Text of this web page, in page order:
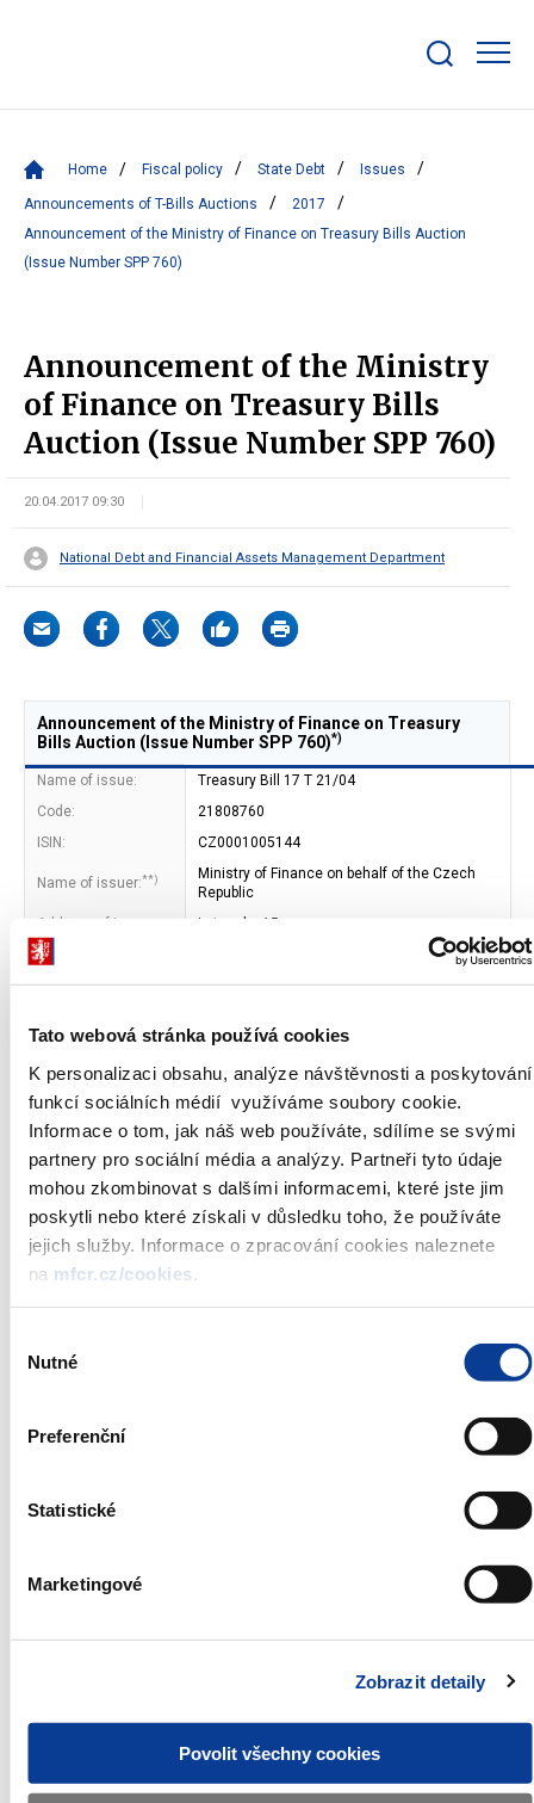
Tato webová stránka používá cookies
K personalizaci obsahu, analýze návštěvnosti a poskytování
funkcí sociálních médií využíváme soubory cookie.
Informace o tom, jak náš web používáte, sdílíme se svými
partnery pro sociální média a analýzy. Partneři tyto údaje
mohou zkombinovat s dalšími informacemi, které jste jim
poskytli nebo které získali v důsledku toho, že používáte
jejich služby. Informace o zpracování cookies naleznete
na mfcr.cz/cookies
souhlasu
Nutné
Preferenční
Statistické
Marketingové
Zobrazit detaily
Povolit všechny cookies
bar
Home Fiscal policy State Debt Issues
Announcements of T-Bills Auctions
2017
Announcement of the Ministry of Finance on Treasury Bills Auction
(Issue Number SPP 760)
Announcement of the Ministry
of Finance on Treasury Bills
Auction (Issue Number SPP 760)
20.04.2017 09:30
National Debt and Financial Assets Management Department
Announcement of the Ministry of Finance on Treasury
Bills Auction (Issue Number SPP 760)*)
Name of issue:
Treasury Bill 17 T 21/04
Code:
21808760
ISIN:
CZ0001005144
Name of issuer:**)
Ministry of Finance on behalf of the Czech
Republic
Address of issuer:
Letenska 15
Bond type:
Bearer
18. 08. 2017
Nominal value:
CZK 1 000 000
Total nominal
value:
Auctioned:***)
CZK 0 to 5 000 000 000
Auction date:
20. 04. 2017
Issue date:
21. 04. 2017
Deadline for bidding:
12:00
Auction type:
Annoucement is always published on the date of auction at
Primary Sale of Government Securities Organized by the Czech
The Ministry of Finance reserves the right to change the total
nominal value during the auction
Displayed